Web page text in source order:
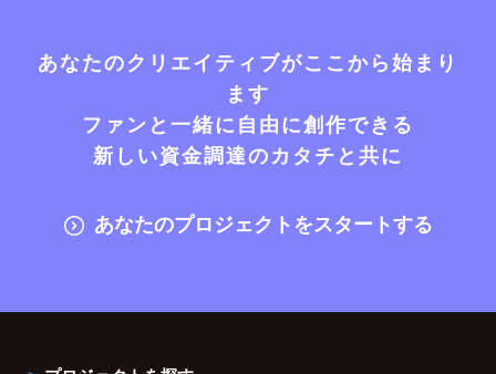
あなたのクリエイティブがここから始まり
ます
ファンと一緒に自由に創作できる
新しい資金調達のカタチと共に
あなたのプロジェクトをスタートする